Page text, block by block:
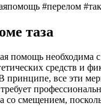
#перелом
таза
помощь
средств и
принципе, все эти
со смещением,